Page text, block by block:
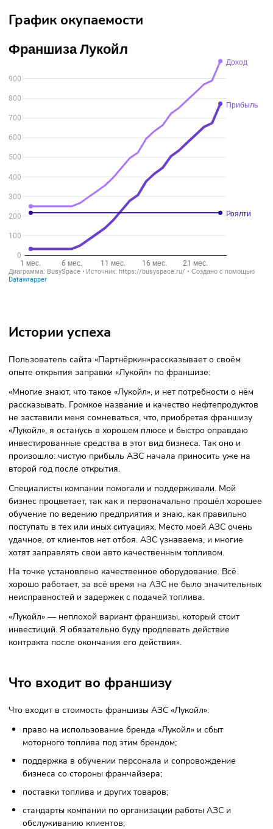
паушальный взнос: 400 тысяч.;
398 тысяч для заправки на федеральной трассе;
357 тысяч в городах от 500 тысяч человек;
217 тысяч для остальных населённых пунктов.
Для предпринимателей, у кого нет во владении
заправочной станции, цена франшизы АЗС «Лукойл»
выше. Большая часть инвестиций уйдёт на
обустройство помещения.
График окупаемости
Истории успеха
Пользователь сайта «Партнёркин»рассказывает о своём
опыте открытия заправки «Лукойл» по франшизе:
«Многие знают, что такое «Лукойл», и нет потребности о
рассказывать. Громкое название и качество
не заставили меня сомневаться, что, приобретая
инвестированные средства в этот вид бизнеса. Так оно и
произошло: чистую прибыль АЗС начала приносить уже
Специалисты компании помогали и поддерживали. Мой
бизнес процветает, так как я первоначально прошёл
поступать в тех или иных ситуациях. Место моей АЗС
удачное, от клиентов нет отбоя. АЗС узнаваема, и многие
хотят заправлять свои авто качественным топливом.
На точке установлено качественное оборудование. Всё